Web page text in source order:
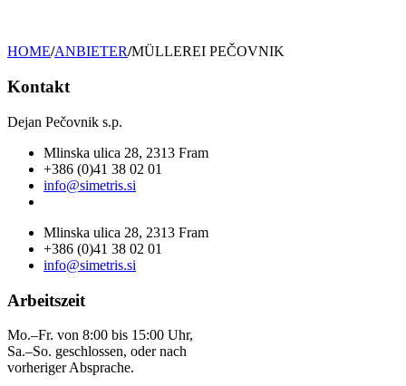
HOME/ANBIETER/MÜLLEREI PEČOVNIK
Kontakt
Dejan Pečovnik s.p.
Mlinska ulica 28, 2313 Fram
+386 (0)41 38 02 01
info@simetris.si
Mlinska ulica 28, 2313 Fram
+386 (0)41 38 02 01
info@simetris.si
Arbeitszeit
Mo.–Fr. von 8:00 bis 15:00 Uhr,
Sa.–So. geschlossen, oder nach
vorheriger Absprache.